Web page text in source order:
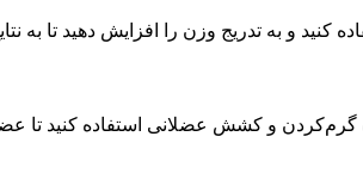
کنید و به تدریج وزن را افزایش دهید تا به
گرم‌کردن و کشش عضلانی استفاده کنید تا